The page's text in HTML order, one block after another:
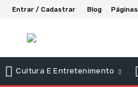
Entrar / Cadastrar Blog Páginas
Cultura E Entretenimento